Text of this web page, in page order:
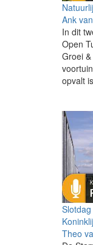
Ank
In dit
Open
Groei
opvalt
Theo